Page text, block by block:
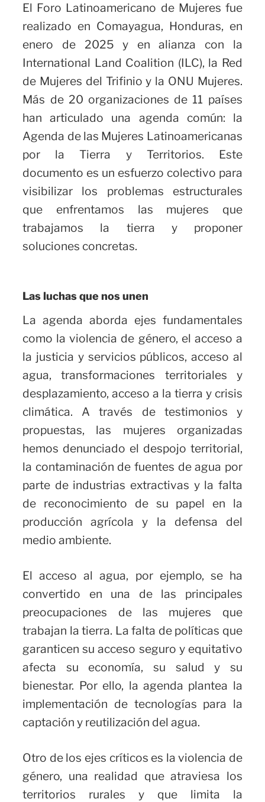
El Foro Latinoamericano de Mujeres fue
realizado en Comayagua, Honduras, en
enero de 2025 y en alianza con la
International Land Coalition (ILC), la Red
de Mujeres del Trifinio y la ONU Mujeres.
Más de 20 organizaciones de 11 países
han articulado una agenda común: la
Agenda de las Mujeres Latinoamericanas
por la Tierra y Territorios. Este
documento es un esfuerzo colectivo para
visibilizar los problemas estructurales
que enfrentamos las mujeres que
trabajamos la tierra y proponer
soluciones concretas.
Las luchas que nos unen
La agenda aborda ejes fundamentales
como la violencia de género, el acceso a
la justicia y servicios públicos, acceso al
agua, transformaciones territoriales y
desplazamiento, acceso a la tierra y crisis
climática. A través de testimonios y
propuestas, las mujeres organizadas
hemos denunciado el despojo territorial,
la contaminación de fuentes de agua por
parte de industrias extractivas y la falta
de reconocimiento de su papel en la
producción agrícola y la defensa del
medio ambiente.
El acceso al agua, por ejemplo, se ha
convertido en una de las principales
preocupaciones de las mujeres que
trabajan la tierra. La falta de políticas que
garanticen su acceso seguro y equitativo
afecta su economía, su salud y su
bienestar. Por ello, la agenda plantea la
implementación de tecnologías para la
captación y reutilización del agua.
Otro de los ejes críticos es la violencia de
género, una realidad que atraviesa los
territorios rurales y que limita la